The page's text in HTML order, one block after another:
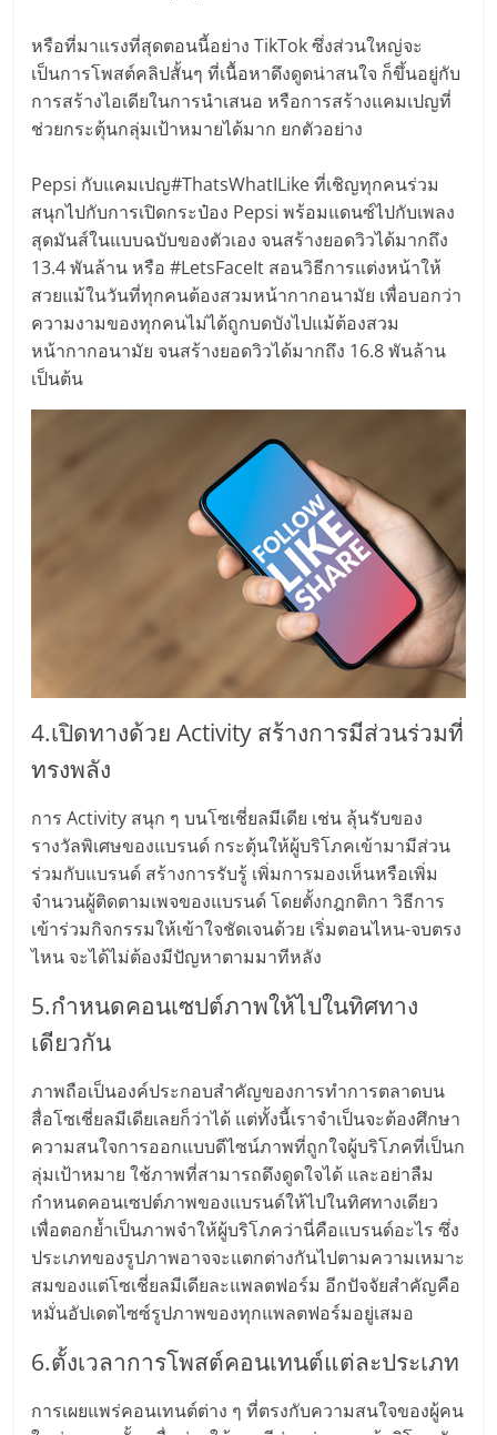
หรือที่มาแรงที่สุดตอนนี้อย่าง TikTok ซึ่งส่วนใหญ่จะ
เป็นการโพสต์คลิปสั้นๆ ที่เนื้อหาดึงดูดน่าสนใจ ก็ขึ้นอยู่กับ
การสร้างไอเดียในการนำเสนอ หรือการสร้างแคมเปญที่
ช่วยกระตุ้นกลุ่มเป้าหมายได้มาก ยกตัวอย่าง
Pepsi กับแคมเปญ#ThatsWhatILike ที่เชิญทุกคนร่วม
สนุกไปกับการเปิดกระป๋อง Pepsi พร้อมแดนซ์ไปกับเพลง
สุดมันส์ในแบบฉบับของตัวเอง จนสร้างยอดวิวได้มากถึง
13.4 พันล้าน หรือ #LetsFaceIt สอนวิธีการแต่งหน้าให้
สวยแม้ในวันที่ทุกคนต้องสวมหน้ากากอนามัย เพื่อบอกว่า
ความงามของทุกคนไม่ได้ถูกบดบังไปแม้ต้องสวม
หน้ากากอนามัย จนสร้างยอดวิวได้มากถึง 16.8 พันล้าน
เป็นต้น
4.เปิดทางด้วย Activity สร้างการมีส่วนร่วมที่
ทรงพลัง
การ Activity สนุก ๆ บนโซเชี่ยลมีเดีย เช่น ลุ้นรับของ
รางวัลพิเศษของแบรนด์ กระตุ้นให้ผู้บริโภคเข้ามามีส่วน
ร่วมกับแบรนด์ สร้างการรับรู้ เพิ่มการมองเห็นหรือเพิ่ม
จำนวนผู้ติดตามเพจของแบรนด์ โดยตั้งกฎกติกา วิธีการ
เข้าร่วมกิจกรรมให้เข้าใจชัดเจนด้วย เริ่มตอนไหน-จบตรง
ไหน จะได้ไม่ต้องมีปัญหาตามมาทีหลัง
5.กำหนดคอนเซปต์ภาพให้ไปในทิศทาง
เดียวกัน
ภาพถือเป็นองค์ประกอบสำคัญของการทำการตลาดบน
สื่อโซเชี่ยลมีเดียเลยก็ว่าได้ แต่ทั้งนี้เราจำเป็นจะต้องศึกษา
ความสนใจการออกแบบดีไซน์ภาพที่ถูกใจผู้บริโภคที่เป็นก
ลุ่มเป้าหมาย ใช้ภาพที่สามารถดึงดูดใจได้ และอย่าลืม
กำหนดคอนเซปต์ภาพของแบรนด์ให้ไปในทิศทางเดียว
เพื่อตอกย้ำเป็นภาพจำให้ผู้บริโภคว่านี่คือแบรนด์อะไร ซึ่ง
ประเภทของรูปภาพอาจจะแตกต่างกันไปตามความเหมาะ
สมของแต่โซเชี่ยลมีเดียละแพลตฟอร์ม อีกปัจจัยสำคัญคือ
หมั่นอัปเดตไซซ์รูปภาพของทุกแพลตฟอร์มอยู่เสมอ
6.ตั้งเวลาการโพสต์คอนเทนต์แต่ละประเภท
การเผยแพร่คอนเทนต์ต่าง ๆ ที่ตรงกับความสนใจของผู้คน